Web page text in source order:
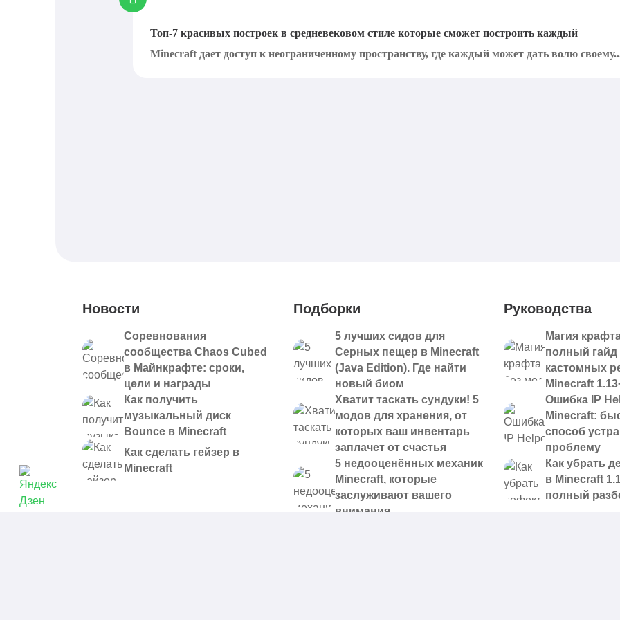
Топ-7 красивых построек в средневековом стиле которые сможет построить каждый
Minecraft дает доступ к неограниченному пространству, где каждый может дать волю
Новости
Соревнования
сообщества Chaos Cubed
в Майнкрафте: сроки,
цели и награды
Как получить
музыкальный диск
Bounce в Minecraft
Как сделать гейзер в
Minecraft
Подборки
5 лучших сидов для
Серных пещер в Minecraft
(Java Edition). Где найти
новый биом
Хватит таскать сундуки! 5
модов для хранения, от
которых ваш инвентарь
заплачет от счастья
5 недооценённых механик
Minecraft, которые
заслуживают вашего
внимания
Руководства
Магия
полный
кастомных
Minecraft
Ошибка IP
Minecraft:
способ
проблему
Как убрать
в Minecraft
полный